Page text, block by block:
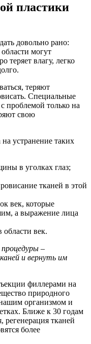
пластики
довольно рано:
могут
теряет влагу, легко
теряют
Специальные
проблемой только на
свою
на устранение таких
в уголках глаз;
тканей в этой
век, которые
а выражение лица
век.
–
и вернуть им
филлерами на
природного
организмом и
Ближе к 30 годам
регенерация тканей
более